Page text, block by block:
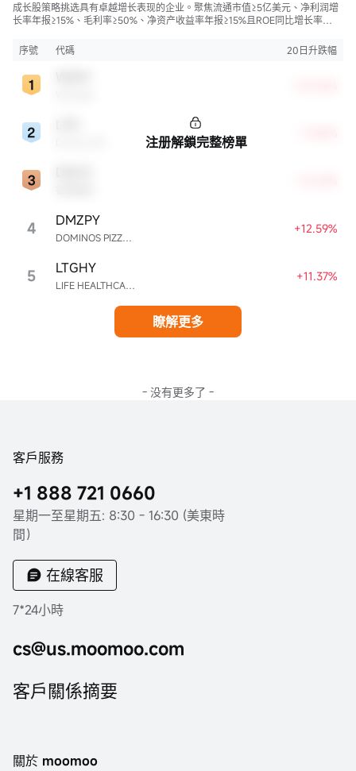
成长股策略挑选具有卓越增长表现的企业。聚焦流通市值≥5亿美元、净利润增
长率年报≥15%、毛利率≥50%、净资产收益率年报≥15%且ROE同比增长率
序號
代碼 20日升跌幅
4 DOMINOS PIZZA ENTERPRISES LIMITED UNSP ADR EACH REPR 0.5 ORD SHS
DMZPY +12.59%
5 LIFE HEALTHCARE GROUP HOLDINGS UNSPON ADR EA REPR 4 ORD ZAR0.00
LTGHY +11.37%
注册解鎖完整榜單
瞭解更多
- 没有更多了 -
客戶服務
+1 888 721 0660
星期一至星期五: 8:30 - 16:30 (美東時
間）
在線客服
7*24小時
cs@us.moomoo.com
客戶關係摘要
關於 moomoo